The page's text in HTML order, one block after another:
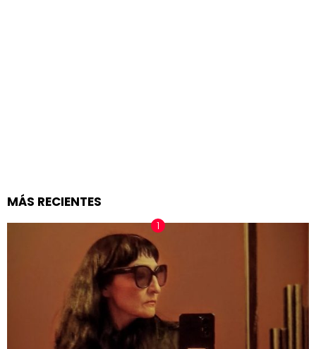
MÁS RECIENTES